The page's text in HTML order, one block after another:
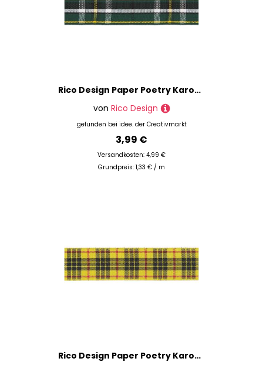
Rico Design Paper Poetry Karoband grün-gelb-schwarz-rot 38mm 3m
von Rico Design
gefunden bei idee. der Creativmarkt
3,99 €
Versandkosten: 4,99 €
Grundpreis: 1,33 € / m
Rico Design Paper Poetry Karoband gelb-rot-schwarz 25mm 3m